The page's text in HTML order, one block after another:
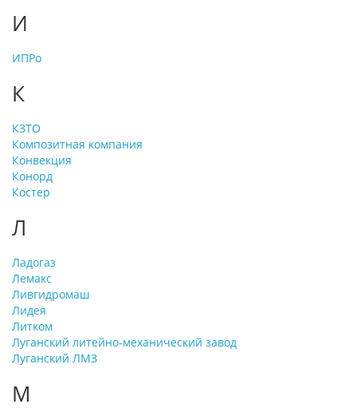
И
ИПРо
К
КЗТО
Композитная компания
Конвекция
Конорд
Костер
Л
Ладогаз
Лемакс
Ливгидромаш
Лидея
Литком
Луганский литейно-механический завод
Луганский ЛМЗ
М